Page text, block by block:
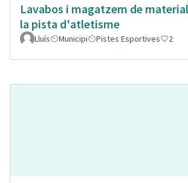
Lavabos i magatzem de
la pista d'atletisme
Lluís Municipi Pistes Esportives 2